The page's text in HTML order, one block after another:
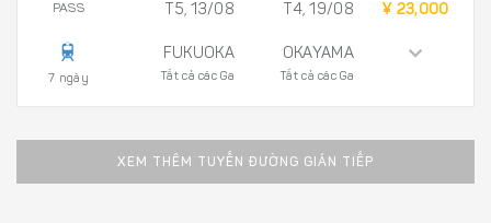
PASS
7 ngày
T5, 13/08
FUKUOKA
Tất cả các Ga
T4, 19/08
OKAYAMA
Tất cả các Ga
¥ 23,000
XEM THÊM TUYẾN ĐƯỜNG GIÁN TIẾP